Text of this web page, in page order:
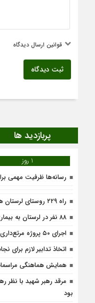
قوانین ارسال دیدگاه
ثبت دیدگاه
پربازدید ها
1 روز
رسانه‌ها ظرفیت مهمی
راه ۲۲۹ روستای لرستان همچنان مسدود است
۸۸ نفر در لرستان به بیماری سل مبتلا شدند
اجرای ۵۰ پروژه مرتع‌داری در لرستان
اتخاذ تدابیر لازم برای
همایش هماهنگی
مرقد رهبر شهید با نظر
بود